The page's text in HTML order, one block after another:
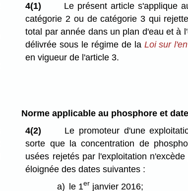
4(1)
Le présent article s'applique
catégorie 2 ou de catégorie 3 qui
total par année dans un plan d'eau et à
délivrée sous le régime de la Loi sur
en vigueur de l'article 3.
Norme applicable au phosphore et
4(2)
Le promoteur d'une
sorte que la concentration de
usées rejetés par l'exploitation
éloignée des dates suivantes :
a) le 1er janvier 2016;